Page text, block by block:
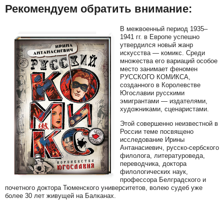
Рекомендуем обратить внимание:
В межвоенный период 1935–
1941 гг. в Европе успешно
утвердился новый жанр
искусства — комикс. Среди
множества его вариаций особое
место занимает феномен
РУССКОГО КОМИКСА,
созданного в Королевстве
Югославии русскими
эмигрантами — издателями,
художниками, сценаристами.
Этой совершенно неизвестной в
России теме посвящено
исследование Ирины
Антанасиевич, русско-сербского
филолога, литературоведа,
переводчика, доктора
филологических наук,
профессора Белградского и
почетного доктора Тюменского университетов, волею судеб уже
более 30 лет живущей на Балканах.